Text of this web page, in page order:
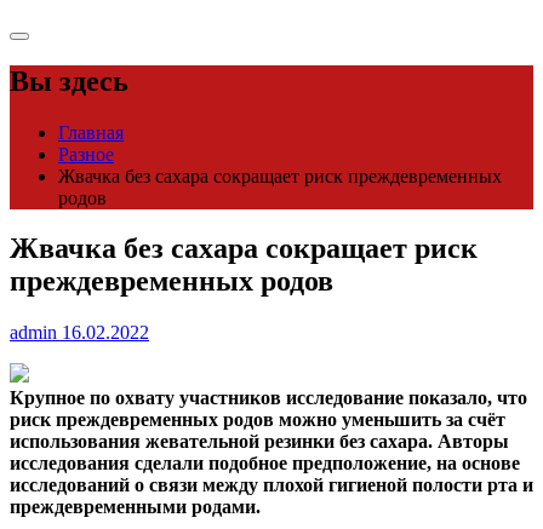
Вы здесь
Главная
Разное
Жвачка без сахара сокращает риск преждевременных
родов
Жвачка без сахара сокращает риск
преждевременных родов
admin 16.02.2022
Крупное по охвату участников исследование показало, что
риск преждевременных родов можно уменьшить за счёт
использования жевательной резинки без сахара. Авторы
исследования сделали подобное предположение, на основе
исследований о связи между плохой гигиеной полости рта и
преждевременными родами.